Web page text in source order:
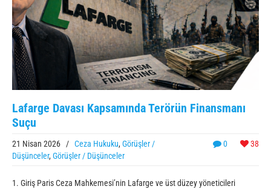
Lafarge Davası Kapsamında Terörün Finansmanı
Suçu
0 38
21 Nisan 2026 / Ceza Hukuku, Görüşler /
Düşünceler, Görüşler / Düşünceler
1. Giriş Paris Ceza Mahkemesi’nin Lafarge ve üst düzey yöneticileri